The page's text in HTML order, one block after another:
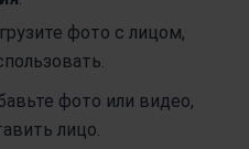
фото с лицом,
фото или видео,
лицо.